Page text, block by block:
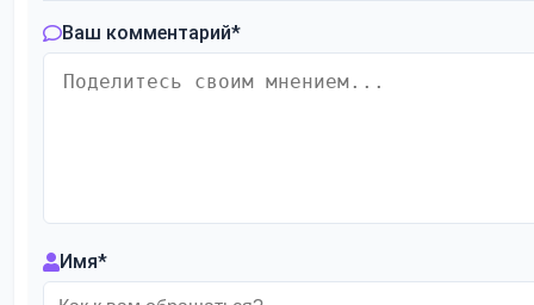
Ваш комментарий*
Имя*